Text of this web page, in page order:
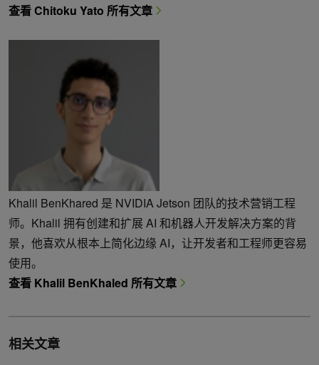
查看 Chitoku Yato 所有文章
Khalil BenKhared 是 NVIDIA Jetson 团队的技术营销工程
师。Khalil 拥有创建和扩展 AI 和机器人开发解决方案的背
景，他喜欢从根本上简化边缘 AI，让开发者和工程师更容易
使用。
查看 Khalil BenKhaled 所有文章
相关文章